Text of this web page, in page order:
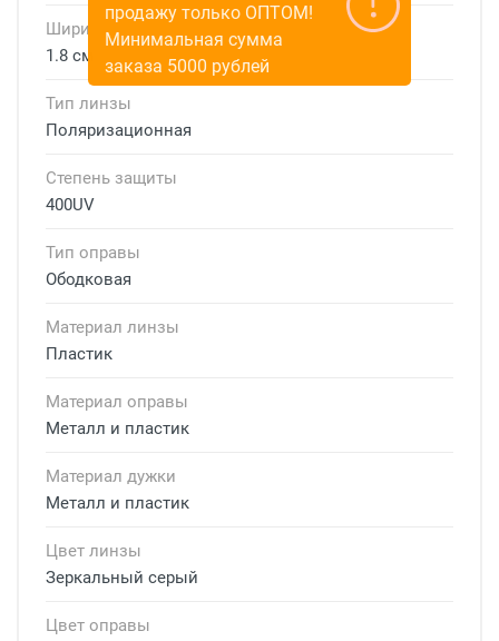
Ширина мостика
1.8 см
Тип линзы
Поляризационная
Степень защиты
400UV
Тип оправы
Ободковая
Материал линзы
Пластик
Материал оправы
Металл и пластик
Материал дужки
Металл и пластик
Цвет линзы
Зеркальный серый
Цвет оправы
продажу только ОПТОМ!
Минимальная сумма
заказа 5000 рублей